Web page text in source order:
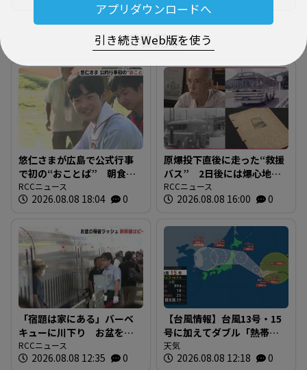
アプリダウンロードへ
引き続きWeb版を使う
新着記事
悠仁さまが広島で公式行事
で初の“おことば” 朝食作
りや丸太切りも 福山市で
は博物館を視察
RCCニュース
2026.08.08 18:04 0
原爆投下直後に走った“救援
バス” 2日後には爆心地至
近に路線バスも 戦時下か
ら復興まで支えた“バスの歴
RCCニュース
2026.08.08 16:00 0
「宿題は家にある」バーベ
キューに川下り お盆をふ
るさとで 帰省ラッシュピ
ークで新幹線の下りはほぼ
RCCニュース
2026.08.08 12:35 0
【台風情報】台風13号・15
号に加えてダブル「熱帯低
気圧」発生へ 15号はお盆
に日本直撃か ※18日まで
天気
2026.08.08 12:18 0